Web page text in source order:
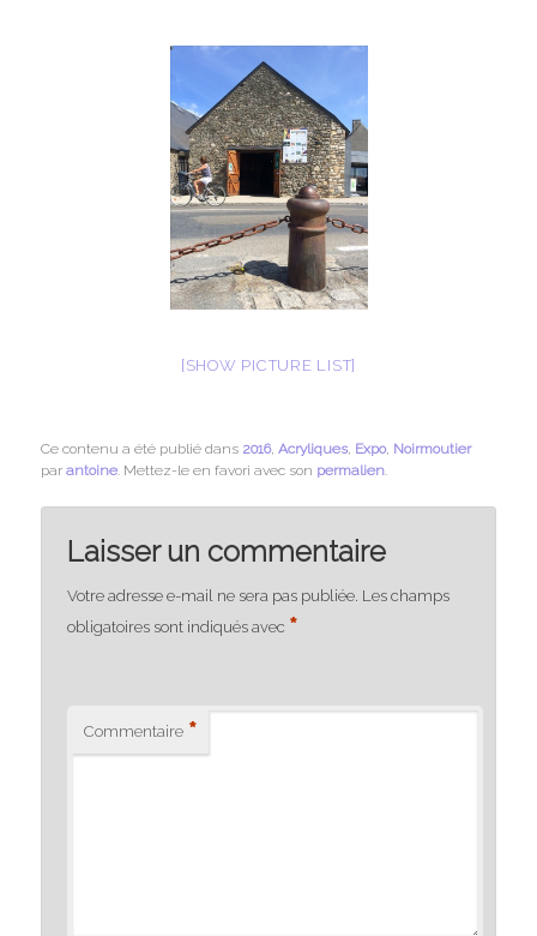
[SHOW PICTURE LIST]
Ce contenu a été publié dans 2016,Acryliques, Expo, Noirmoutier
parantoine. Mettez-le en favori avec son permalien.
Laisser un commentaire
Votre adresse e-mail ne sera pas publiée. Les champs
obligatoires sont indiqués avec *
Commentaire *